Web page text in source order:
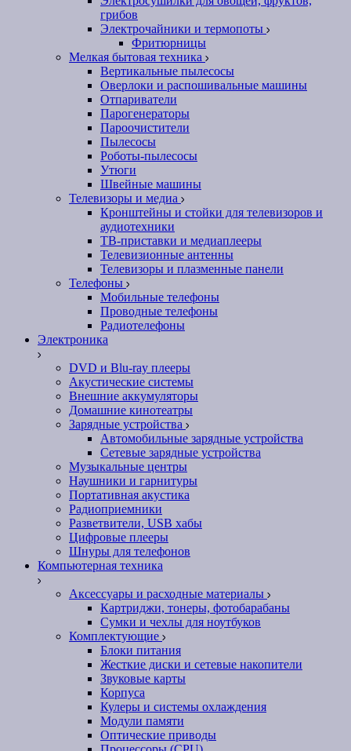
грибов
Электрочайники и термопоты
Фритюрницы
Мелкая бытовая техника
Вертикальные пылесосы
Оверлоки и распошивальные машины
Отпариватели
Парогенераторы
Пароочистители
Пылесосы
Роботы-пылесосы
Утюги
Швейные машины
Телевизоры и медиа
Кронштейны и стойки для телевизоров и
аудиотехники
ТВ-приставки и медиаплееры
Телевизионные антенны
Телевизоры и плазменные панели
Телефоны
Мобильные телефоны
Проводные телефоны
Радиотелефоны
Электроника
DVD и Blu-ray плееры
Акустические системы
Внешние аккумуляторы
Домашние кинотеатры
Зарядные устройства
Автомобильные зарядные устройства
Сетевые зарядные устройства
Музыкальные центры
Наушники и гарнитуры
Портативная акустика
Радиоприемники
Разветвители, USB хабы
Цифровые плееры
Шнуры для телефонов
Компьютерная техника
Аксессуары и расходные материалы
Картриджи, тонеры, фотобарабаны
Сумки и чехлы для ноутбуков
Комплектующие
Блоки питания
Жесткие диски и сетевые накопители
Звуковые карты
Корпуса
Кулеры и системы охлаждения
Модули памяти
Оптические приводы